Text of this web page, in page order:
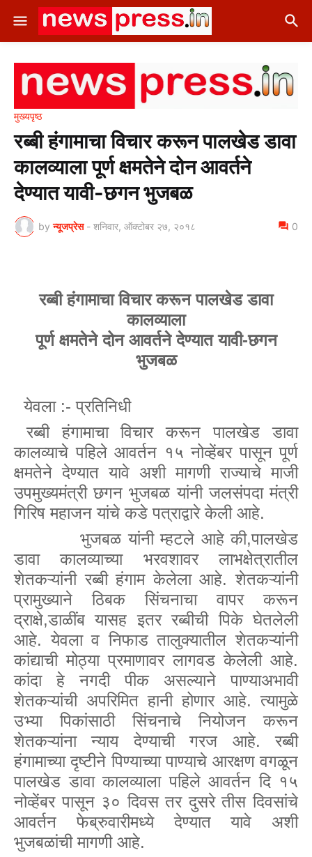
मुख्यपृष्ठ
रब्बी हंगामाचा विचार करून पालखेड डावा
कालव्याला पूर्ण क्षमतेने दोन आवर्तने
देण्यात यावी-छगन भुजबळ
by न्यूजप्रेस - शनिवार, ऑक्टोबर २७, २०१८ 0
रब्बी हंगामाचा विचार करून पालखेड डावा
कालव्याला
पूर्ण क्षमतेने दोन आवर्तने देण्यात यावी-छगन
भुजबळ
येवला :- प्रतिनिधी
रब्बी हंगामाचा विचार करून पालखेड डावा
कालव्याचे पहिले आवर्तन १५ नोव्हेंबर पासून पूर्ण
क्षमतेने देण्यात यावे अशी मागणी राज्याचे माजी
उपमुख्यमंत्री छगन भुजबळ यांनी जलसंपदा मंत्री
गिरिष महाजन यांचे कडे पत्राद्वारे केली आहे.
भुजबळ यांनी म्हटले आहे की,पालखेड
डावा कालव्याच्या भरवशावर लाभक्षेत्रातील
शेतकऱ्यांनी रब्बी हंगाम केलेला आहे. शेतकऱ्यांनी
प्रामुख्याने ठिबक सिंचनाचा वापर करून
द्राक्षे,डाळींब यासह इतर रब्बीची पिके घेतलेली
आहे. येवला व निफाड तालुक्यातील शेतकऱ्यांनी
कांद्याची मोठ्या प्रमाणावर लागवड केलेली आहे.
कांदा हे नगदी पीक असल्याने पाण्याअभावी
शेतकऱ्यांची अपरिमित हानी होणार आहे. त्यामुळे
उभ्या पिकांसाठी सिंचनाचे नियोजन करून
शेतकऱ्यांना न्याय देण्याची गरज आहे. रब्बी
हंगामाच्या दृष्टीने पिण्याच्या पाण्याचे आरक्षण वगळून
पालखेड डावा कालव्याला पहिले आवर्तन दि १५
नोव्हेंबर पासून ३० दिवस तर दुसरे तीस दिवसांचे
आवर्तन फेब्रुवारीमध्ये देण्यात यावे अशी
भुजबळांची मागणी आहे.